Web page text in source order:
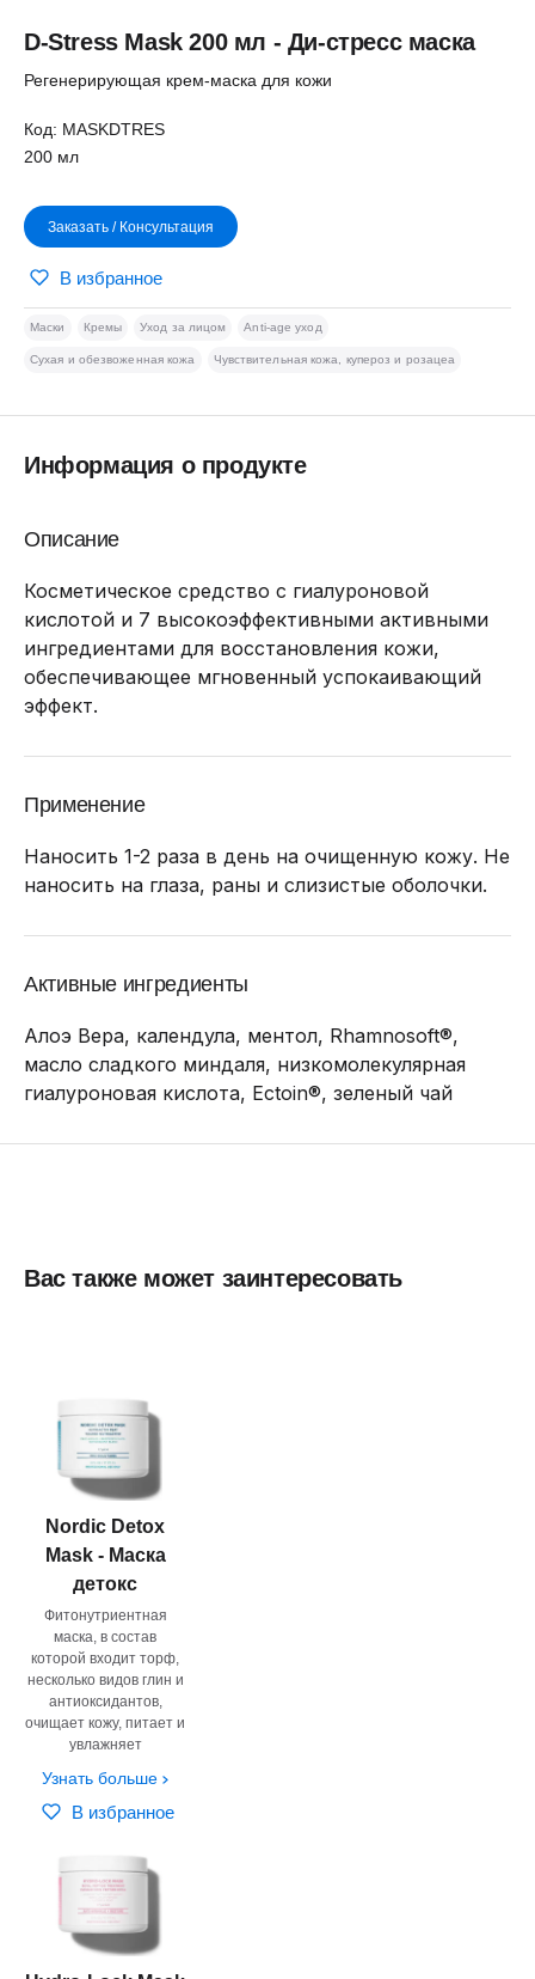
D-Stress Mask 200 мл - Ди-стресс маска
Регенерирующая крем-маска для кожи
Код: MASKDTRES
200 мл
Заказать / Консультация
В избранное
Маски Кремы Уход за лицом Anti-age уход
Сухая и обезвоженная кожа Чувствительная кожа, купероз и розацеа
Информация о продукте
Описание
Косметическое средство с гиалуроновой
кислотой и 7 высокоэффективными активными
ингредиентами для восстановления кожи,
обеспечивающее мгновенный успокаивающий
эффект.
Применение
Наносить 1-2 раза в день на очищенную кожу. Не
наносить на глаза, раны и слизистые оболочки.
Активные ингредиенты
Алоэ Вера, календула, ментол, Rhamnosoft®,
масло сладкого миндаля, низкомолекулярная
гиалуроновая кислота, Ectoin®, зеленый чай
Вас также может заинтересовать
Nordic Detox
Mask - Маска
детокс
Фитонутриентная
маска, в состав
которой входит торф,
несколько видов глин и
антиоксидантов,
очищает кожу, питает и
увлажняет
Узнать больше
В избранное